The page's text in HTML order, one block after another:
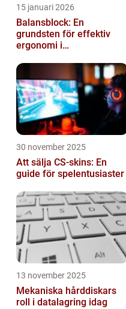
15 januari 2026
Balansblock: En
grundsten för effektiv
ergonomi i
30 november 2025
Att sälja CS-skins: En
guide för spelentusiaster
13 november 2025
Mekaniska hårddiskars
roll i datalagring idag